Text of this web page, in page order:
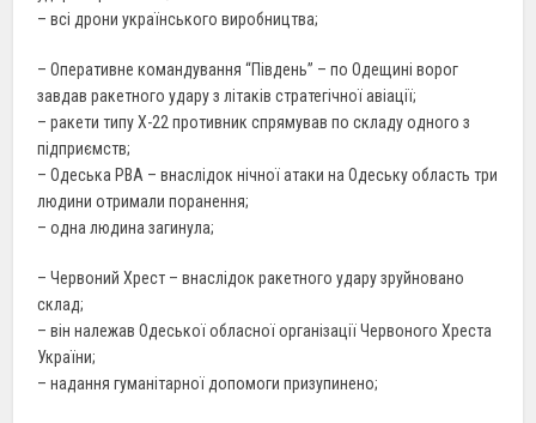
– всі дрони українського виробництва;
– Оперативне командування “Південь” – по Одещині ворог
завдав ракетного удару з літаків стратегічної авіації;
– ракети типу Х-22 противник спрямував по складу одного з
підприємств;
– Одеська РВА – внаслідок нічної атаки на Одеську область три
людини отримали поранення;
– одна людина загинула;
– Червоний Хрест – внаслідок ракетного удару зруйновано
склад;
– він належав Одеської обласної організації Червоного Хреста
України;
– надання гуманітарної допомоги призупинено;